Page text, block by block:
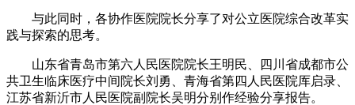
与此同时，各协作医院院长分享了对公立医院综合改革实
践与探索的思考。
山东省青岛市第六人民医院院长王明民、四川省成都市公
共卫生临床医疗中间院长刘勇、青海省第四人民医院厍启录、
江苏省新沂市人民医院副院长吴明分别作经验分享报告。